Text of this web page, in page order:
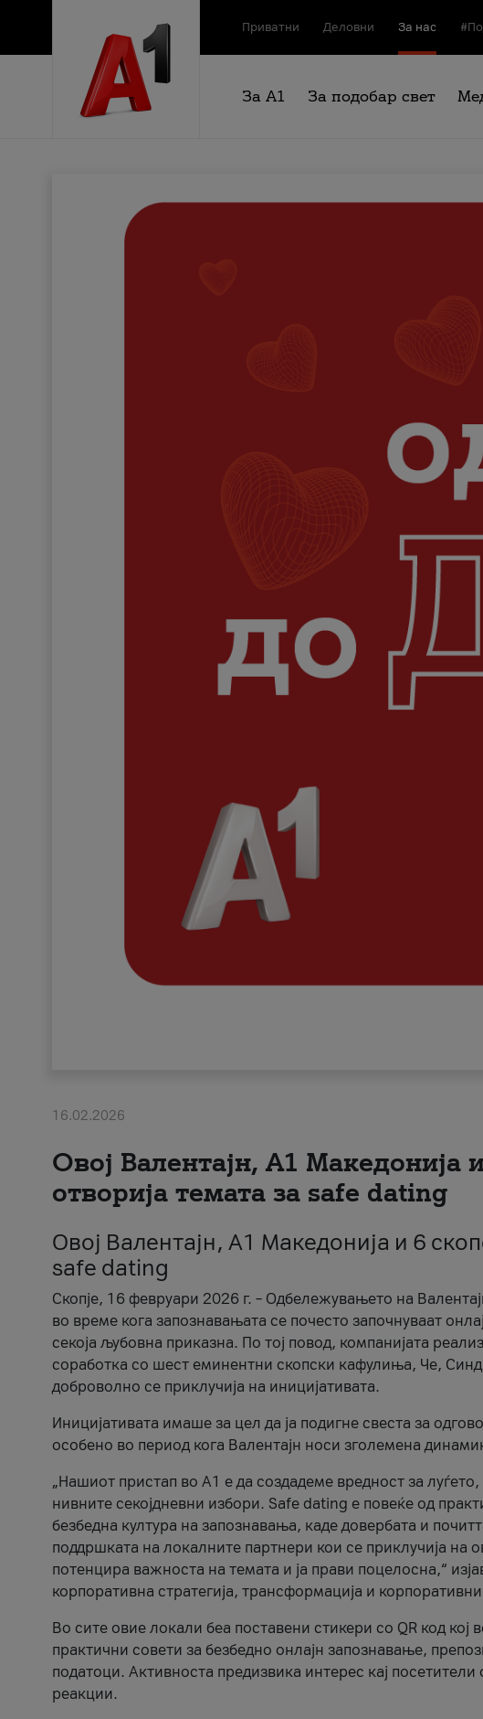
Приватни Деловни За нас
За А1 За подобар свет
16.02.2026
Овој Валентајн, A1 Македонија
отворија темата за safe dating
Овој Валентајн, A1 Македонија и 6
safe dating
Скопје, 16 февруари 2026 г. – Одбележувањето на
во време кога запознавањата се почесто започнуваат
секоја љубовна приказна. По тој повод, компанијата
соработка со шест еминентни скопски кафулиња, Че,
доброволно се приклучија на иницијативата.
Иницијативата имаше за цел да ја подигне свеста за
особено во период кога Валентајн носи зголемена
„Нашиот пристап во А1 е да создадеме вредност за
нивните секојдневни избори. Safe dating е повеќе од
безбедна култура на запознавања, каде довербата и
поддршката на локалните партнери кои се приклучија на
потенцира важноста на темата и ја прави поцелосна,“
корпоративна стратегија, трансформација и
Во сите овие локали беа поставени стикери со QR код
практични совети за безбедно онлајн запознавање,
податоци. Активноста предизвика интерес кај
реакции.